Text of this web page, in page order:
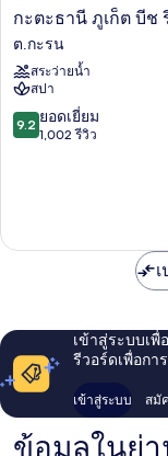
กะ
ธานี
ภูเก็ต
บีช
รีสอร์ท
ต.กะรน
กะตะธานี ภูเก็ต บีช
ต.กะรน
สระว่ายน้ำ
สปา
9.2
จาก
9.2 ยอดเยี่ยม
1,002 รีวิว
เข้าสู่ระบบเ
รีวอร์ดเพื่อกา
เข้าสู่ระบบ สมั